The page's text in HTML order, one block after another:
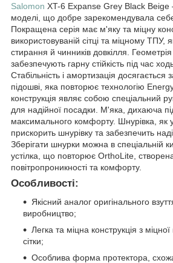
Salomon XT-6 Expanse Grey Black Beige
моделі, що добре зарекомендувала
Покращена серія має м'яку та міцну
використовуваній сітці та міцному ТПУ,
стирання й чинників довкілля.
забезпечують гарну стійкість під час
Стабільність і амортизація досягається
підошві, яка повторює технологію
конструкція являє собою спеціальний
для надійної посадки. М'яка, дихаюча
максимального комфорту. Шнурівка, як
прискорить шнурівку та забезпечить
Зберігати шнурки можна в спеціальній
устілка, що повторює OrthoLite,
повітропроникності та комфорту.
Особливості:
Якісний аналог оригінального
виробництво;
Легка та міцна конструкція з
сітки;
Особлива форма протектора,